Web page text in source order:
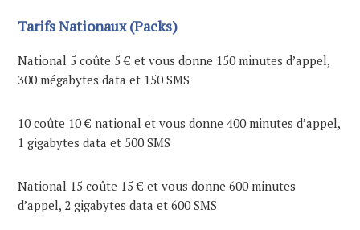
Tarifs Nationaux (Packs)
National 5 coûte 5 € et vous donne 150 minutes d’appel,
300 mégabytes data et 150 SMS
10 coûte 10 € national et vous donne 400 minutes d’appel,
1 gigabytes data et 500 SMS
National 15 coûte 15 € et vous donne 600 minutes
d’appel, 2 gigabytes data et 600 SMS